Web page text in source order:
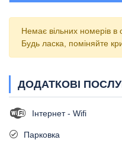
Немає вільних номерів в
Будь ласка, поміняйте
ДОДАТКОВІ
Інтернет - Wifi
Парковка